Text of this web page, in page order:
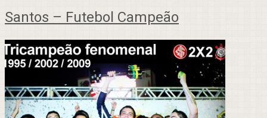
Santos – Futebol Campeão